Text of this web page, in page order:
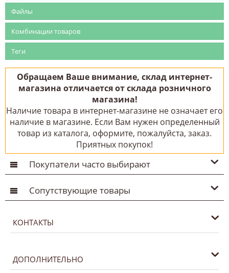
Файлы
Комбинации товаров
Теги
Обращаем Ваше внимание, склад интернет-
магазина отличается от склада розничного
магазина!
Наличие товара в интернет-магазине не означает его
наличие в магазине. Если Вам нужен определенный
товар из каталога, оформите, пожалуйста, заказ.
Приятных покупок!
Покупатели часто выбирают
Сопутствующие товары
КОНТАКТЫ
ДОПОЛНИТЕЛЬНО